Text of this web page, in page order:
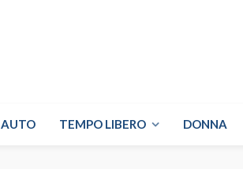
AUTO TEMPO LIBERO DONNA